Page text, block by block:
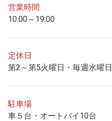
営業時間
10:00～19:00
定休日
第2～第5火曜日・毎週水曜日
駐車場
車５台・オートバイ10台